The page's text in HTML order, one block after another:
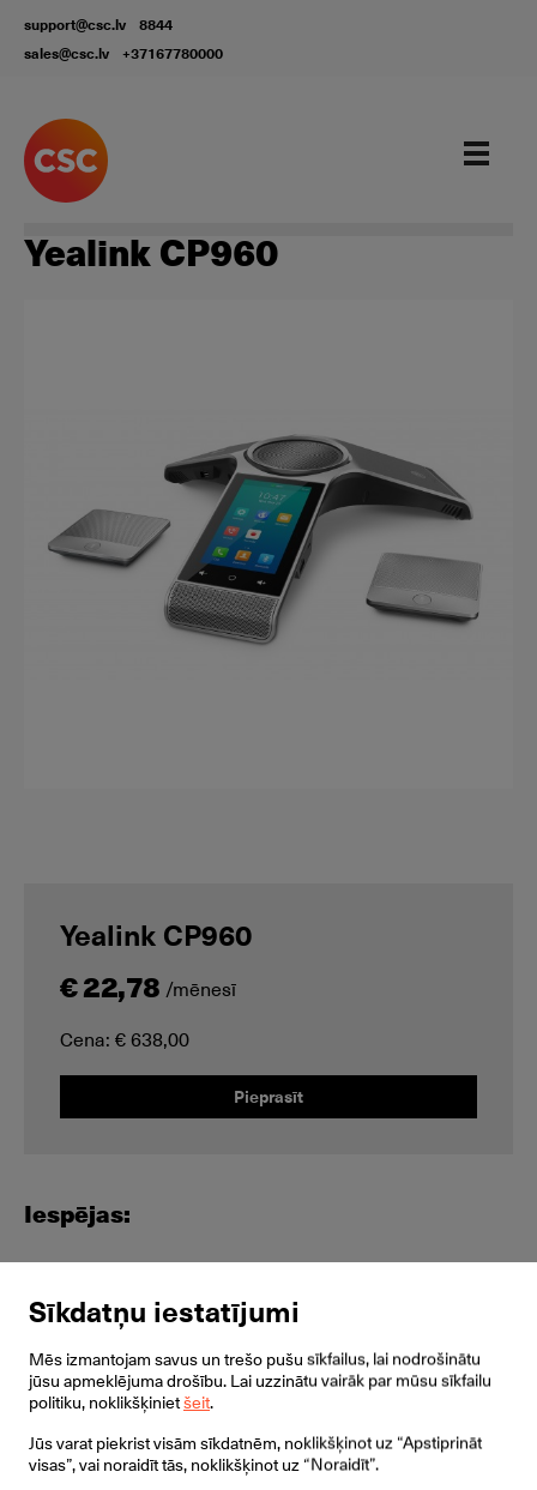
support@csc.lv
8844
sales@csc.lv
+37167780000
Aprīkojums
Yealink CP960
Yealink CP960
€ 22,78 /mēnesī
Cena: € 638,00
Pieprasīt
Iespējas:
5” 720x1280 skārienjūtīgs ekrāns un Android 5.1.1
OS
konferences zvanu veikšanai
HD balss un 5-pusēji konferences sakari
1xRJ45 ports ar PoE atbalstu, kā arī 2 iebūvēti USB
Sīkdatņu iestatījumi
Mēs izmantojam savus un trešo pušu sīkfailus, lai nodrošinātu
jūsu apmeklējuma drošību. Lai uzzinātu vairāk par mūsu sīkfailu
politiku, noklikšķinietšeit.
Jūs varat piekrist visām sīkdatnēm, noklikšķinot uz “Apstiprināt
visas”, vai noraidīt tās, noklikšķinot uz “Noraidīt”.